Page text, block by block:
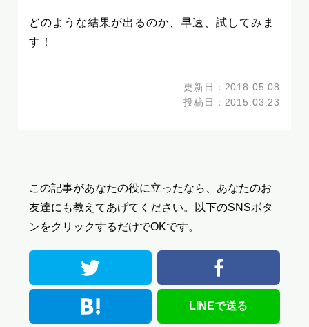
どのような結果が出るのか、早速、試してみま
す！
更新日：2018.05.08
投稿日：2015.03.23
この記事があなたの役に立ったなら、あなたのお
友達にも教えてあげてください。
以下のSNSボタ
ンをクリックするだけでOKです。
LINEで送る